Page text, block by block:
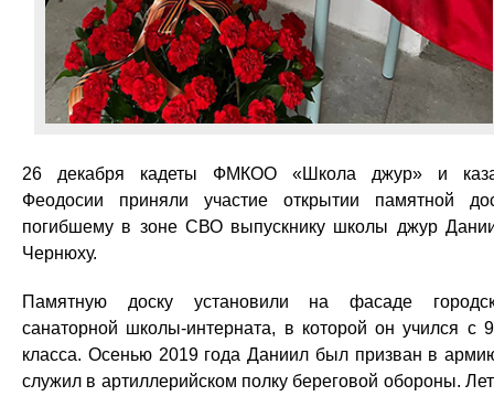
26 декабря кадеты ФМКОО «Школа джур» и
Феодосии приняли участие открытии памятной
погибшему в зоне СВО выпускнику школы джур
Чернюху.
Памятную доску установили на фасаде
санаторной школы-интерната, в которой он учился с
класса. Осенью 2019 года Даниил был призван в
служил в артиллерийском полку береговой обороны.